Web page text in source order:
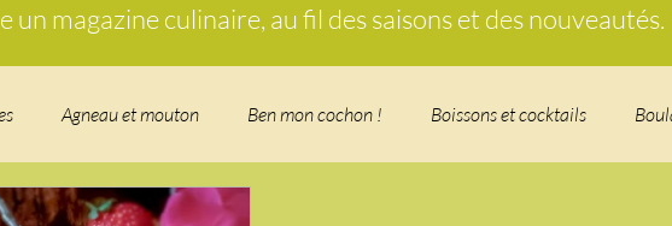
un magazine culinaire, au fil des saisons et des nouveautés.
Agneau et mouton Ben mon cochon ! Boissons et cocktails
les recettes doudou